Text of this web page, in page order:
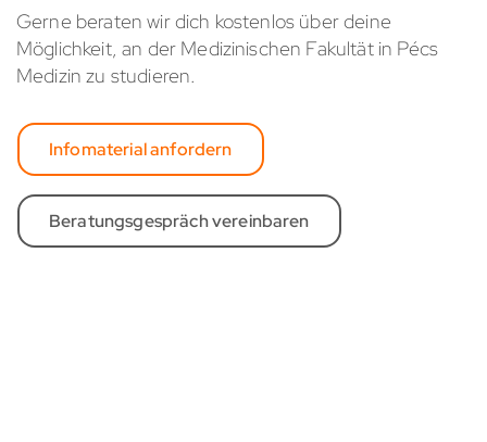
Gerne beraten wir dich kostenlos über deine
Möglichkeit, an der Medizinischen Fakultät in Pécs
Medizin zu studieren.
Infomaterial anfordern
Beratungsgespräch vereinbaren